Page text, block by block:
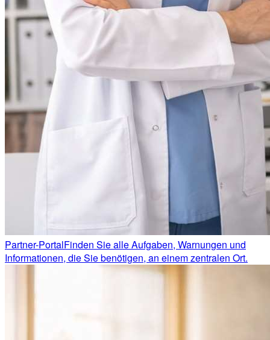
Partner-PortalFinden Sie alle Aufgaben, Warnungen und
Informationen, die Sie benötigen, an einem zentralen Ort.